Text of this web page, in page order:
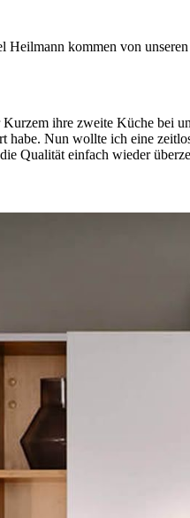
kommen von
ihre zweite Küche bei
habe. Nun wollte ich eine
Qualität einfach wieder